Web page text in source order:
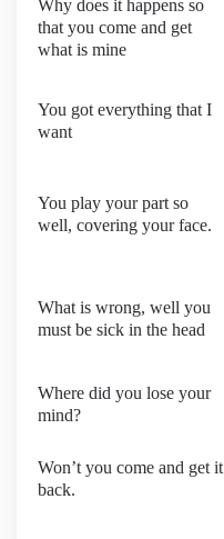
Why does it happens so
that you come and get
what is mine
You got everything that I
want
You play your part so
well, covering your face.
What is wrong, well you
must be sick in the head
Where did you lose your
mind?
Won’t you come and get it
back.